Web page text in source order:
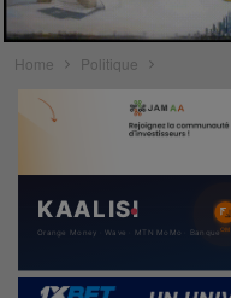
Home Politique